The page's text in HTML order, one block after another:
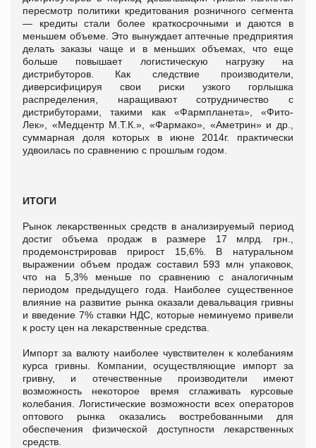
пересмотр политики кредитования розничного сегмента
— кредиты стали более краткосрочными и даются в
меньшем объеме. Это вынуждает аптечные предприятия
делать заказы чаще и в меньших объемах, что еще
больше повышает логистическую нагрузку на
дистрибуторов. Как следствие производители,
диверсифицируя свои риски узкого горлышка
распределения, наращивают сотрудничество с
дистрибуторами, такими как «Фармпланета», «Фито-
Лек», «Медцентр М.Т.К.», «Фармако», «Аметрин» и др.,
суммарная доля которых в июне 2014г. практически
удвоилась по сравнению с прошлым годом.
ИТОГИ
Рынок лекарственных средств в анализируемый период
достиг объема продаж в размере 17 млрд. грн.,
продемонстрировав прирост 15,6%. В натуральном
выражении объем продаж составил 593 млн упаковок,
что на 5,3% меньше по сравнению с аналогичным
периодом предыдущего года. Наиболее существенное
влияние на развитие рынка оказали девальвация гривны
и введение 7% ставки НДС, которые неминуемо привели
к росту цен на лекарственные средства.
Импорт за валюту наиболее чувствителен к колебаниям
курса гривны. Компании, осуществляющие импорт за
гривну, и отечественные производители имеют
возможность некоторое время сглаживать курсовые
колебания. Логистические возможности всех операторов
оптового рынка оказались востребованными для
обеспечения физической доступности лекарственных
средств.